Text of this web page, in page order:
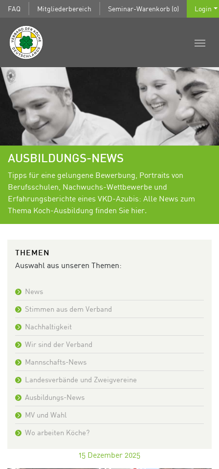
FAQ Mitgliederbereich Seminar-Warenkorb (0) Login
AUSBILDUNGS-NEWS
Tipps für eine gelungene Bewerbung, Portraits von
Berufsschulen, Nachwuchs-Wettbewerbe und
Erfahrungsberichte eines VKD-Azubis: Alle News zum
Thema Koch-Ausbildung finden Sie hier.
THEMEN
Auswahl aus unseren Themen:
News
Stimmen aus dem Verband
Nachhaltigkeit
Wir sind der Verband
Mannschafts-News
Landesverbände und Zweigvereine
Ausbildungs-News
MV und Wahl
Wo arbeiten Köche?
15 Dezember 2025